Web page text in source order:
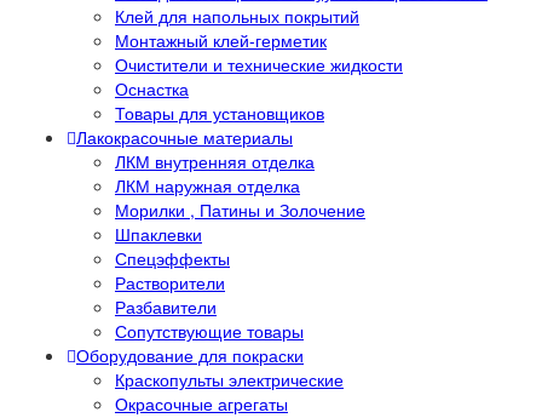
Клей для напольных покрытий
Монтажный клей-герметик
Очистители и технические жидкости
Оснастка
Товары для установщиков
Лакокрасочные материалы
ЛКМ внутренняя отделка
ЛКМ наружная отделка
Морилки , Патины и Золочение
Шпаклевки
Спецэффекты
Растворители
Разбавители
Сопутствующие товары
Оборудование для покраски
Краскопульты электрические
Окрасочные агрегаты